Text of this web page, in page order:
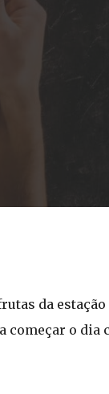
da estação
começar o dia